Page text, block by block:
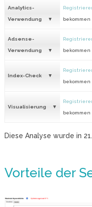
Analytics-
Verwendung bekommen
Adsense-
Verwendung bekommen
Index-Check
bekommen
Visualisierung
bekommen
Diese Analyse wurde in
Vorteile der